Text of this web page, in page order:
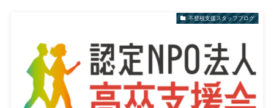
不登校支援スタッフブログ